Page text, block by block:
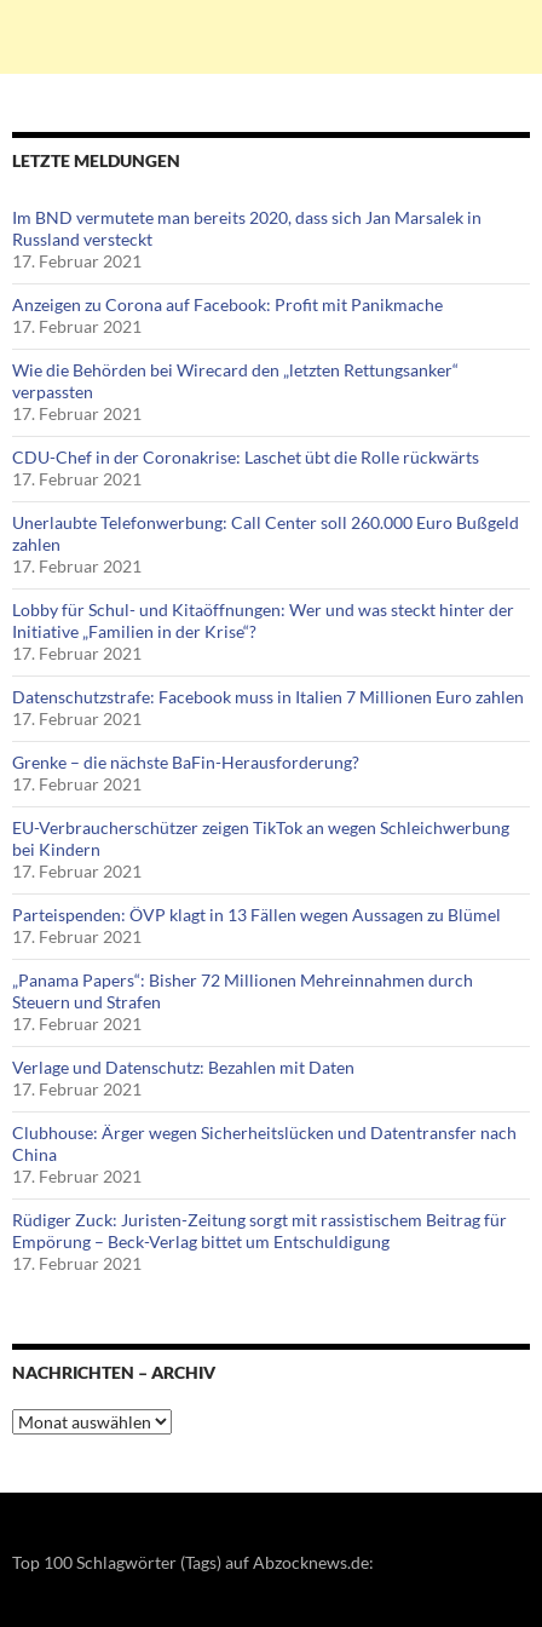
LETZTE MELDUNGEN
Im BND vermutete man bereits 2020, dass sich Jan Marsalek in
Russland versteckt
17. Februar 2021
Anzeigen zu Corona auf Facebook: Profit mit Panikmache
17. Februar 2021
Wie die Behörden bei Wirecard den „letzten Rettungsanker“
verpassten
17. Februar 2021
CDU-Chef in der Coronakrise: Laschet übt die Rolle rückwärts
17. Februar 2021
Unerlaubte Telefonwerbung: Call Center soll 260.000 Euro Bußgeld
zahlen
17. Februar 2021
Lobby für Schul- und Kitaöffnungen: Wer und was steckt hinter der
Initiative „Familien in der Krise“?
17. Februar 2021
Datenschutzstrafe: Facebook muss in Italien 7 Millionen Euro zahlen
17. Februar 2021
Grenke – die nächste BaFin-Herausforderung?
17. Februar 2021
EU-Verbraucherschützer zeigen TikTok an wegen Schleichwerbung
bei Kindern
17. Februar 2021
Parteispenden: ÖVP klagt in 13 Fällen wegen Aussagen zu Blümel
17. Februar 2021
„Panama Papers“: Bisher 72 Millionen Mehreinnahmen durch
Steuern und Strafen
17. Februar 2021
Verlage und Datenschutz: Bezahlen mit Daten
17. Februar 2021
Clubhouse: Ärger wegen Sicherheitslücken und Datentransfer nach
China
17. Februar 2021
Rüdiger Zuck: Juristen-Zeitung sorgt mit rassistischem Beitrag für
Empörung – Beck-Verlag bittet um Entschuldigung
17. Februar 2021
NACHRICHTEN – ARCHIV
Nachrichten
–
Top 100 Schlagwörter (Tags) auf Abzocknews.de: